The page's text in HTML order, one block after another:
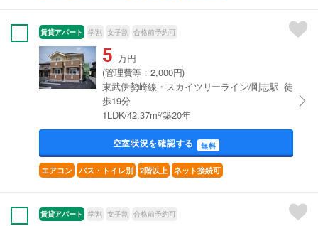
賃貸アパート 学割 女子割 合格前予約可
5 万円
(管理費等：2,000円)
東武伊勢崎線・スカイツリーライン/剛志駅 徒
歩19分
1LDK/42.37m²/築20年
空室状況を確認する 無料
エアコン バス・トイレ別 2階以上 ネット接続可
賃貸アパート 学割 女子割 合格前予約可